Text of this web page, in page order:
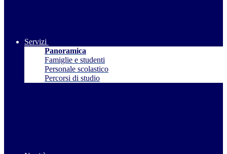
Servizi
Panoramica
Famiglie e studenti
Personale scolastico
Percorsi di studio